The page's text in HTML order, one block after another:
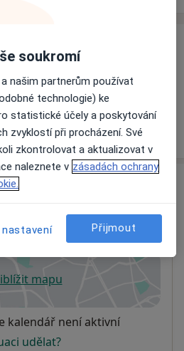
a cenách nejsou k dispozici
nepřidával žádné informace o
službách.
68201
mapu
se otevře v nové záložce
kalendář není aktivní
udělat?
soukromí
našim partnerům používat
technologie) ke
statistické účely a poskytování
zvyklostí při procházení. Své
zkontrolovat a aktualizovat v
naleznete v zásadách ochrany
Přijmout